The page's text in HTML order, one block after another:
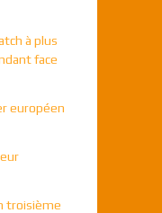
à plus
face
européen
troisième